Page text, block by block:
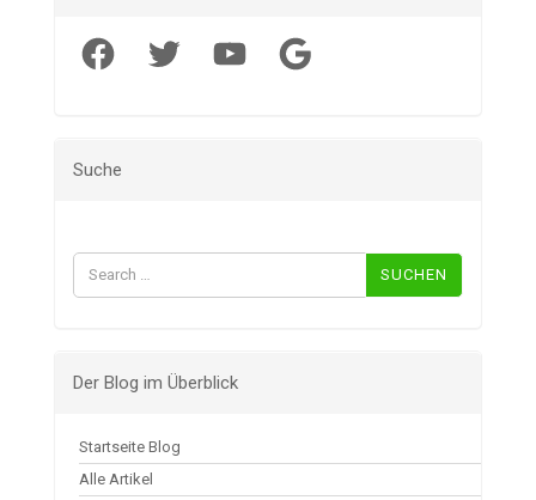
Facebook Twitter YouTube Google
Suche
Suchen
nach:
Der Blog im Überblick
Startseite Blog
Alle Artikel